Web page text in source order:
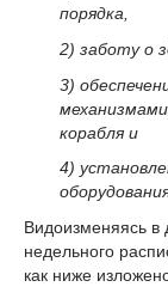
порядка,
2) заботу о
3)
корабля и
4)
Видоизменяясь в
недельного
как ниже